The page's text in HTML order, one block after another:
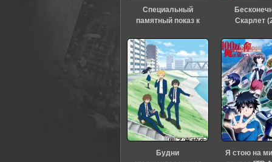
Специальный
памятный показ к
«Евангелиона» (2026)
Скарлет
Будни
Я стою на